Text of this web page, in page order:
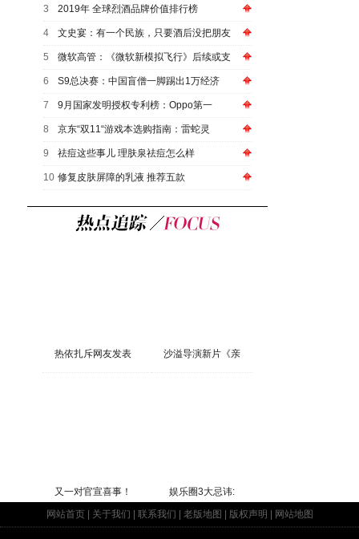
3 2019年 全球烈酒品牌价值排行榜
4 文史宴：有一个民族，只要酒后没把朋友
5 微软高管：《微软新模拟飞行》后续或支
6 S9总决赛：中国盲僧一脚踢出1万经济
7 9月国家发明授权专利榜：Oppo第一
8 京东“双11“游戏本选购指南：雷蛇灵
9 祛痘这些事儿 理肤泉祛痘怎么样
10 修复皮肤屏障的乳液 推荐五款
热依扎斥网友发表 沙溢导演新片《亲
又一对官宣喜事！
娱乐圈3大忌讳:
网站首页| 关于我们 | 联系我们 | 老版地图 | 版权声明 | 网站地图